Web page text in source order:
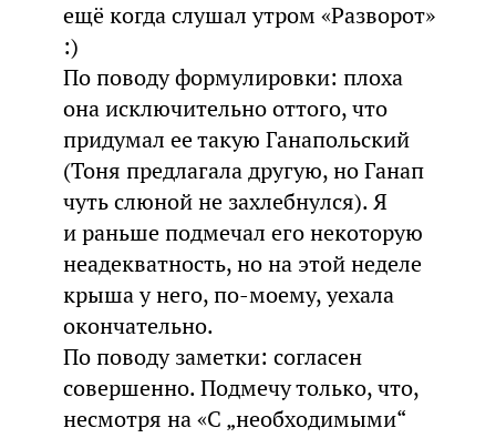
ещё когда слушал утром «Разворот»
:)
По поводу формулировки: плоха
она исключительно оттого, что
придумал ее такую Ганапольский
(Тоня предлагала другую, но Ганап
чуть слюной не захлебнулся). Я
и раньше подмечал его некоторую
неадекватность, но на этой неделе
крыша у него, по-моему, уехала
окончательно.
По поводу заметки: согласен
совершенно. Подмечу только, что,
несмотря на «С „необходимыми“